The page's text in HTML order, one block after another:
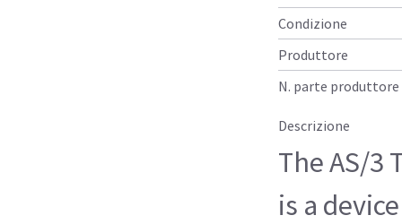
Condizione
Produttore
N. parte produttore
Descrizione
The AS/3
is a